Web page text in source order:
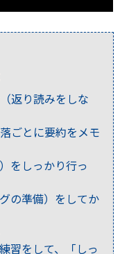
返り読みをしな
ごとに要約をメモ
をしっかり行っ
の準備）をしてか
習をして、「しっ